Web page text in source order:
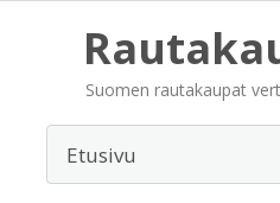
Suomen rautakaupat